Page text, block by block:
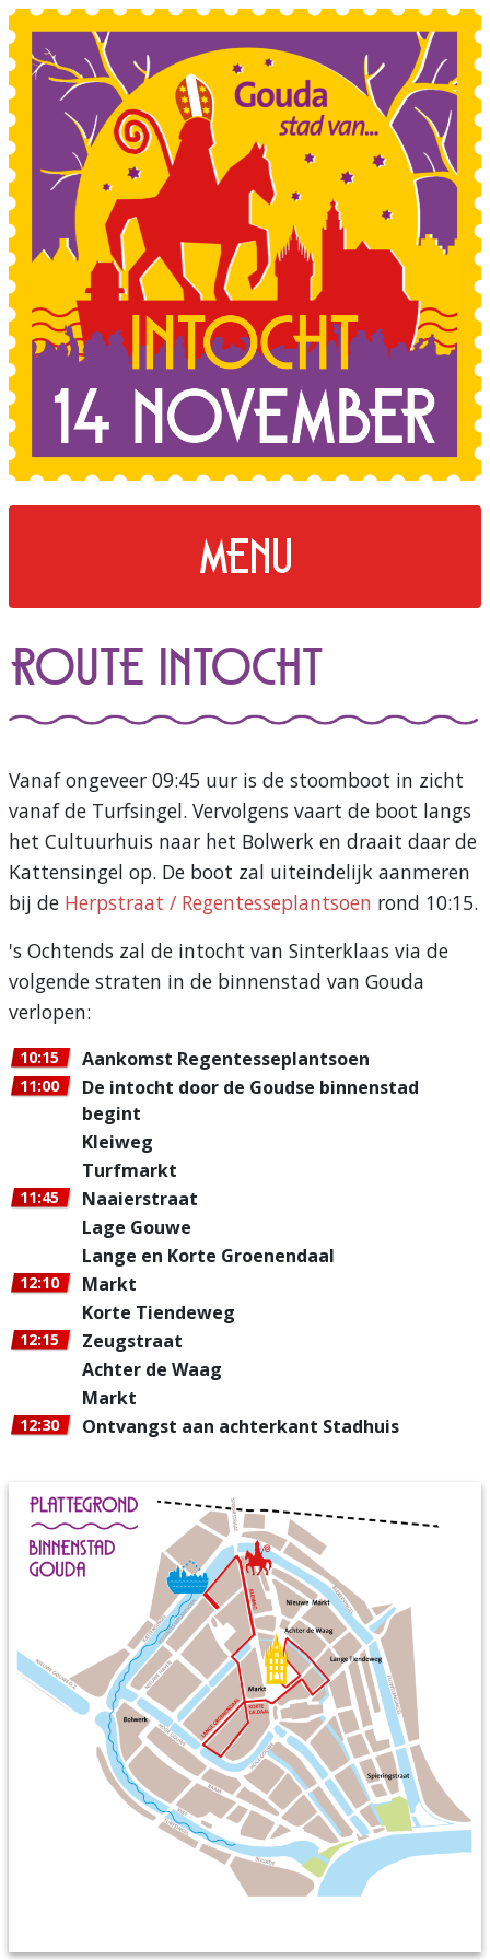
Sla de navigatie over en ga naar de inhoud
menu
Route intocht
Vanaf ongeveer 09:45 uur is de stoomboot in zicht
vanaf de Turfsingel. Vervolgens vaart de boot langs
het Cultuurhuis naar het Bolwerk en draait daar de
Kattensingel op. De boot zal uiteindelijk aanmeren
bij de Herpstraat / Regentesseplantsoen rond 10:15.
's Ochtends zal de intocht van Sinterklaas via de
volgende straten in de binnenstad van Gouda
verlopen:
10:15 Aankomst Regentesseplantsoen
11:00
De intocht door de Goudse binnenstad
begint
Kleiweg
Turfmarkt
11:45
Naaierstraat
Lage Gouwe
Lange en Korte Groenendaal
12:10
Markt
Korte Tiendeweg
12:15
Zeugstraat
Achter de Waag
Markt
12:30 Ontvangst aan achterkant Stadhuis